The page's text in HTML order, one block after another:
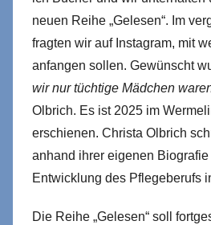
neuen Reihe „Gelesen“. Im
fragten wir auf Instagram, mit
anfangen sollen. Gewünscht
wir nur tüchtige Mädchen
Olbrich. Es ist 2025 im
erschienen. Christa Olbrich
anhand ihrer eigenen
Entwicklung des Pflegeberufs
Die Reihe „Gelesen“ soll